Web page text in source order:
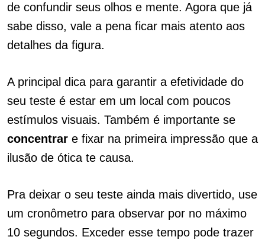
de confundir seus olhos e mente. Agora que já
sabe disso, vale a pena ficar mais atento aos
detalhes da figura.
A principal dica para garantir a efetividade do
seu teste é estar em um local com poucos
estímulos visuais. Também é importante se
concentrar e fixar na primeira impressão que a
ilusão de ótica te causa.
Pra deixar o seu teste ainda mais divertido, use
um cronômetro para observar por no máximo
10 segundos. Exceder esse tempo pode trazer